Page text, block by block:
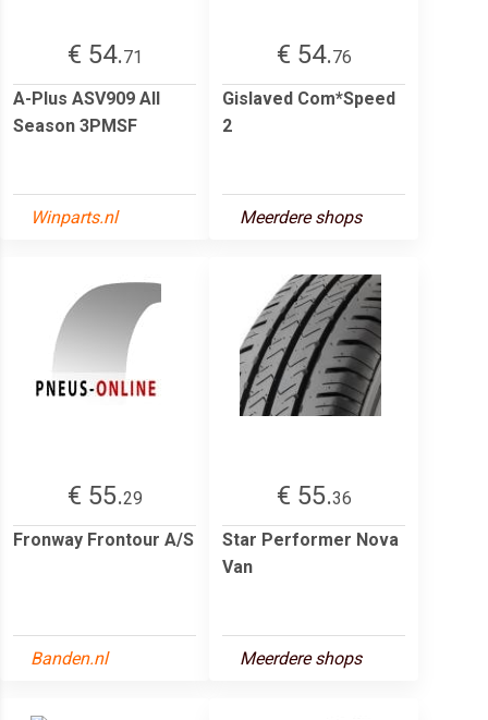
€ 54.71
A-Plus ASV909 All
Season 3PMSF
Winparts.nl
€ 54.76
Gislaved Com*Speed
2
Meerdere shops
€ 55.29
Fronway Frontour A/S
Banden.nl
€ 55.36
Star Performer Nova
Van
Meerdere shops